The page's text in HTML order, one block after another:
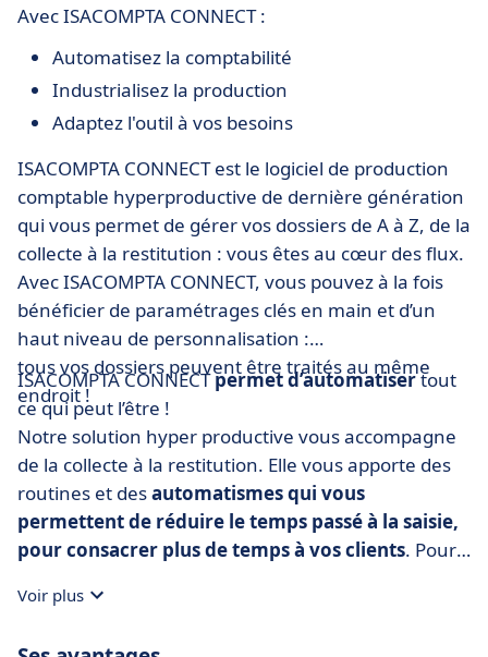
Avec ISACOMPTA CONNECT :
Automatisez la comptabilité
Industrialisez la production
Adaptez l'outil à vos besoins
ISACOMPTA CONNECT est le logiciel de production
comptable hyperproductive de dernière génération
qui vous permet de gérer vos dossiers de A à Z, de la
collecte à la restitution : vous êtes au cœur des flux.
Avec ISACOMPTA CONNECT, vous pouvez à la fois
bénéficier de paramétrages clés en main et d’un
haut niveau de personnalisation :
tous vos dossiers peuvent être traités au même
endroit !
ISACOMPTA CONNECTpermet d’automatisertout
ce qui peut l’être !
Notre solution hyper productive vous accompagne
de la collecte à la restitution. Elle vous apporte des
routines et desautomatismes qui vous
permettent de réduire le temps passé à la saisie,
pour consacrer plus de temps à vos clients. Pour
Standards »
Voir plus